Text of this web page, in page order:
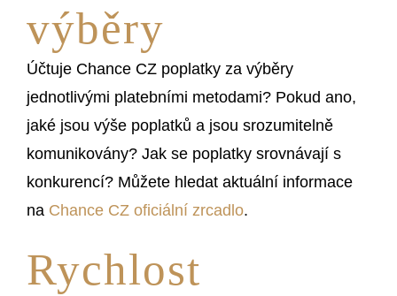
výběry
Účtuje Chance CZ poplatky za výběry
jednotlivými platebními metodami? Pokud ano,
jaké jsou výše poplatků a jsou srozumitelně
komunikovány? Jak se poplatky srovnávají s
konkurencí? Můžete hledat aktuální informace
na Chance CZ oficiální zrcadlo.
Rychlost